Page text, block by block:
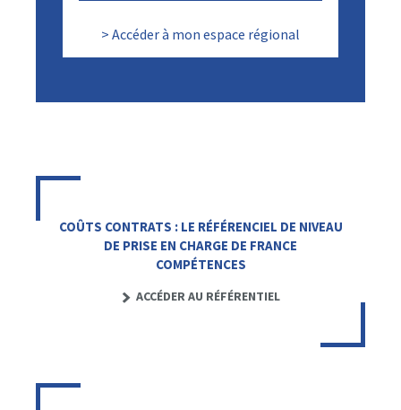
> Accéder à mon espace régional
COÛTS CONTRATS : LE RÉFÉRENCIEL DE NIVEAU
DE PRISE EN CHARGE DE FRANCE
COMPÉTENCES
ACCÉDER AU RÉFÉRENTIEL